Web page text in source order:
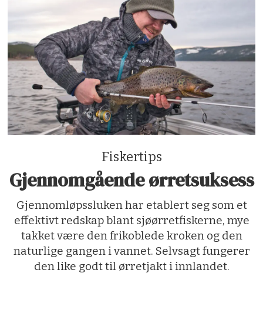
fisker
Fiskertips
Gjennomgående ørretsuksess
Gjennomløpssluken har etablert seg som et
effektivt redskap blant sjøørretfiskerne, mye
takket være den frikoblede kroken og den
naturlige gangen i vannet. Selvsagt fungerer
den like godt til ørretjakt i innlandet.